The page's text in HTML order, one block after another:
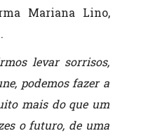
Mariana Lino,
levar sorrisos,
podemos fazer a
mais do que um
o futuro, de uma